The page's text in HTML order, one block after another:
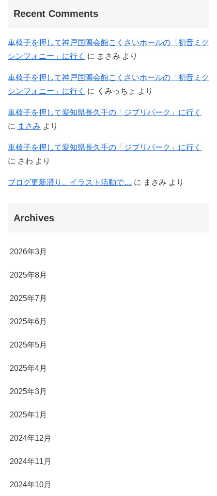
Recent Comments
車椅子を押して神戸国際会館こくさいホールの「初音ミク
シンフォニー」に行く
に まさみ より
車椅子を押して神戸国際会館こくさいホールの「初音ミク
シンフォニー」に行く
に くみっちょ より
車椅子を押して愛知県長久手の「ジブリパーク」に行く
に まさみ より
車椅子を押して愛知県長久手の「ジブリパーク」に行く
に さわ より
ブログ更新滞り。イラスト活動で… に まさみ より
Archives
2026年3月
2025年8月
2025年7月
2025年6月
2025年5月
2025年4月
2025年3月
2025年1月
2024年12月
2024年11月
2024年10月